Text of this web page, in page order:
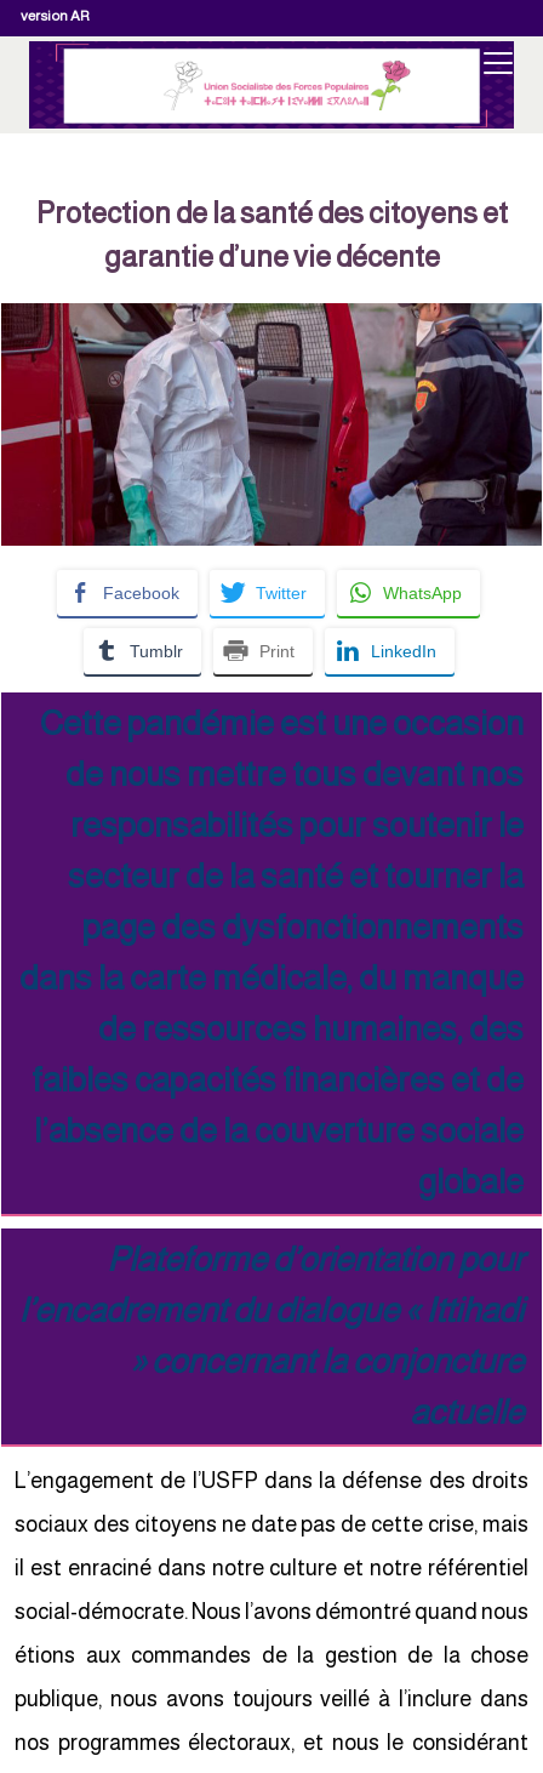
version AR
Protection de la santé des citoyens et
garantie d’une vie décente
Facebook Twitter WhatsApp
Tumblr Print LinkedIn
Cette pandémie est une occasion
de nous mettre tous devant nos
responsabilités pour soutenir le
secteur de la santé et tourner la
page des dysfonctionnements
dans la carte médicale, du manque
de ressources humaines, des
faibles capacités financières et de
l’absence de la couverture sociale
globale
Plateforme d’orientation pour
l’encadrement du dialogue « Ittihadi
» concernant la conjoncture
actuelle
L’engagement de l’USFP dans la défense des droits
sociaux des citoyens ne date pas de cette crise, mais
il est enraciné dans notre culture et notre référentiel
social-démocrate. Nous l’avons démontré quand nous
étions aux commandes de la gestion de la chose
publique, nous avons toujours veillé à l’inclure dans
nos programmes électoraux, et nous le considérant